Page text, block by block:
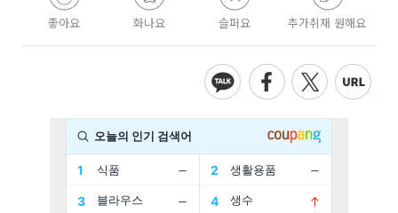
좋아요 화나요 슬퍼요 추가취재 원해요